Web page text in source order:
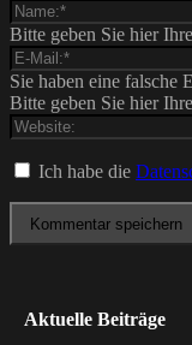
Bitte geben Sie hier
Sie haben eine falsche
Bitte geben Sie hier
Ich habe die
Aktuelle Beiträge